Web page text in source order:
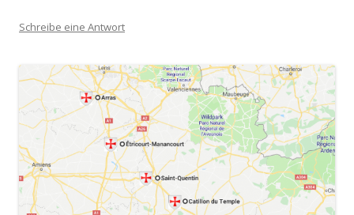
Schreibe eine Antwort